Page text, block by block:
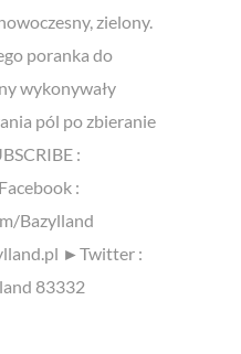
zielony.
poranka do
wykonywały
pól po zbieranie
:
:
Bazylland
►Twitter :
83332